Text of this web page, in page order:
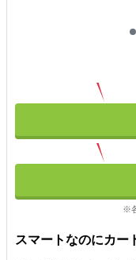
※
スマートなのにカー